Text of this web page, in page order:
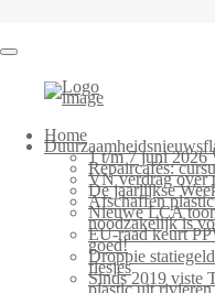
Home
1 t/m 7 juni 2026
Repaircafés:
VN verdrag over
De jaarlijkse
Afschaffen
Nieuwe LCA
noodzakelijk is
EU-raad keurt
goed!
Droppie
flesjes
Sinds 2019 viste